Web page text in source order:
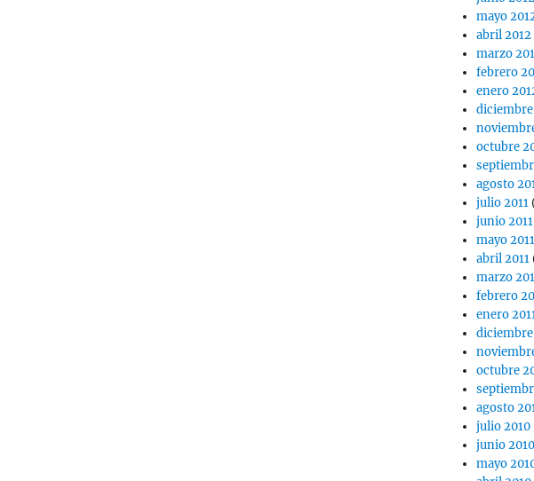
mayo
abril 2012
marzo
febrero
enero
diciembre
octubre
agosto
julio 2011
junio 2011
mayo 2011
abril 2011
marzo
febrero
enero
diciembre
octubre
agosto
julio 2010
junio 2010
mayo